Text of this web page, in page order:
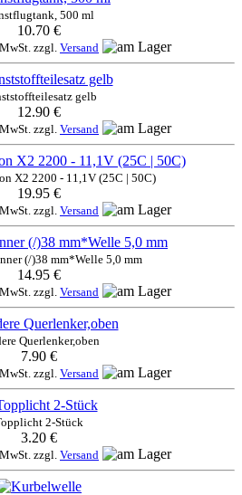
500 ml
10.70 €
zzgl. Versand
gelb
12.90 €
zzgl. Versand
X2 2200 - 11,1V (25C | 50C)
19.95 €
zzgl. Versand
(/)38 mm*Welle 5,0 mm
14.95 €
zzgl. Versand
Querlenker,oben
7.90 €
zzgl. Versand
2-Stück
3.20 €
zzgl. Versand